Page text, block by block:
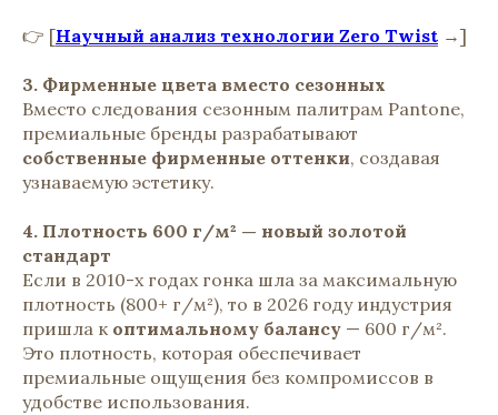
👉 [Научный анализ технологии Zero Twist →]
3. Фирменные цвета вместо сезонных
Вместо следования сезонным палитрам Pantone,
премиальные бренды разрабатывают
собственные фирменные оттенки, создавая
узнаваемую эстетику.
4. Плотность 600 г/м² — новый золотой
стандарт
Если в 2010-х годах гонка шла за максимальную
плотность (800+ г/м²), то в 2026 году индустрия
пришла к оптимальному балансу — 600 г/м².
Это плотность, которая обеспечивает
премиальные ощущения без компромиссов в
удобстве использования.